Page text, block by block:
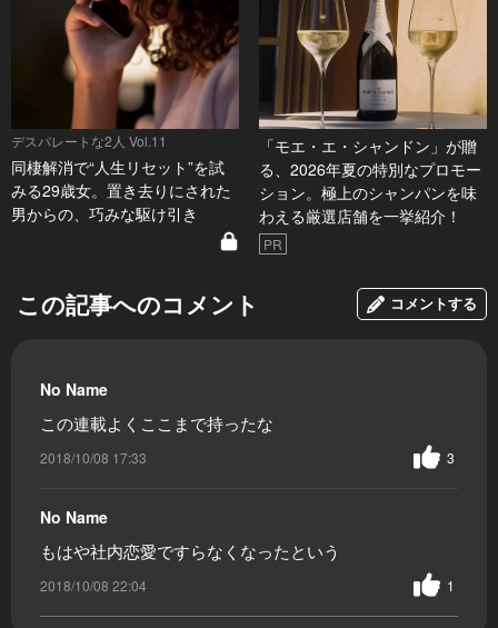
デスパレートな2人 Vol.11
同棲解消で“人生リセット”を試
みる29歳女。置き去りにされた
男からの、巧みな駆け引き
「モエ・エ・シャンドン」が贈
る、2026年夏の特別なプロモー
ション。極上のシャンパンを味
わえる厳選店舗を一挙紹介！
PR
この記事へのコメント コメントする
No Name
この連載よくここまで持ったな
2018/10/08 17:33 3
No Name
もはや社内恋愛ですらなくなったという
2018/10/08 22:04 1